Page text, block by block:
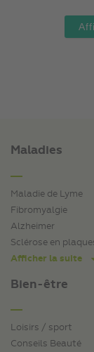
Maladies
Maladie de Lyme
Fibromyalgie
Alzheimer
Sclérose en
Afficher la suite
Bien-être
Loisirs / sport
Conseils Beauté